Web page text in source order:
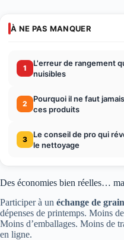
À NE PAS MANQUER
1
L'erreur de rangement
nuisibles
2
Pourquoi il ne faut
ces produits
3
Le conseil de pro qui
le nettoyage
Des économies bien réelles…
Participer à un échange de
dépenses de printemps. Moins
Moins d’emballages. Moins de
en ligne.